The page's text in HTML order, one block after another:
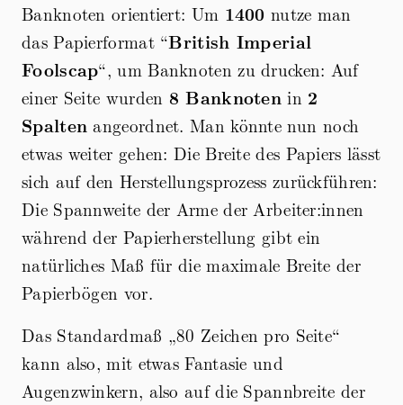
Banknoten orientiert: Um 1400 nutze man
das Papierformat “British Imperial
Foolscap“, um Banknoten zu drucken: Auf
einer Seite wurden 8 Banknoten in 2
Spalten angeordnet. Man könnte nun noch
etwas weiter gehen: Die Breite des Papiers lässt
sich auf den Herstellungsprozess zurückführen:
Die Spannweite der Arme der Arbeiter:innen
während der Papierherstellung gibt ein
natürliches Maß für die maximale Breite der
Papierbögen vor.
Das Standardmaß „80 Zeichen pro Seite“
kann also, mit etwas Fantasie und
Augenzwinkern, also auf die Spannbreite der